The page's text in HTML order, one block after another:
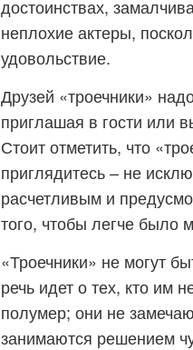
достоинствах,
неплохие актеры,
удовольствие.
Друзей «троечники»
приглашая в гости или
Стоит отметить, что
приглядитесь – не
расчетливым и
того, чтобы легче было
«Троечники» не могут
речь идет о тех, кто им
полумер; они не
занимаются решением